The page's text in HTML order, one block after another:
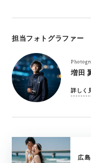
担当フォトグラファー
増田
詳しく
広